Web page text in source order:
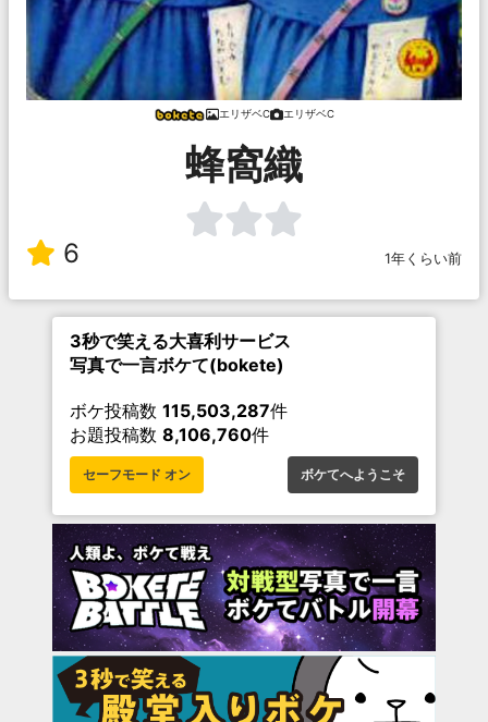
エリザベC エリザベC
蜂窩織
6 1年くらい前
3秒で笑える大喜利サービス
写真で一言ボケて(bokete)
ボケ投稿数 115,503,287件
お題投稿数 8,106,760件
セーフモード オン ボケてへようこそ